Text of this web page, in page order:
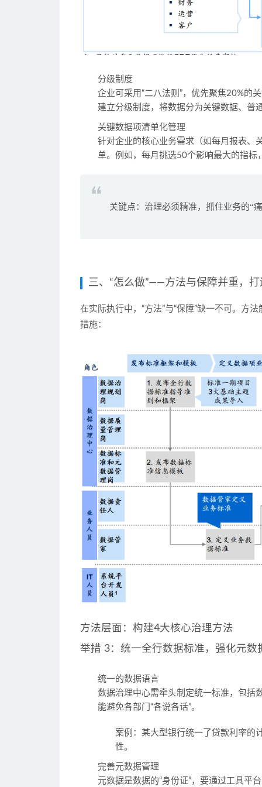
分级制度
企业可采用“二八法则”，优先聚焦20%的
建立分级制度，将数据分为关键数据、普
关键数据项清单化管理
针对企业的核心业务需求（如每月报表、
单。例如，每月挑选50个影响最大的指标
关键点：治理必须精准，抓住业务的“
三、“怎么做”——方法与保障并重，
在实际执行中，“方法”与“保障”缺一不可。方
措施：
方法层面：构建4大核心治理方法
举措 3：统一全行数据标准，强化元数
统一的数据语言
数据治理中心需牵头制定统一标准，包括
能避免各部门“各说各话”。
案例 ：某大型银行统一了贷款利率的
性。
完善元数据管理
元数据是数据的“身份证”，要通过工具平